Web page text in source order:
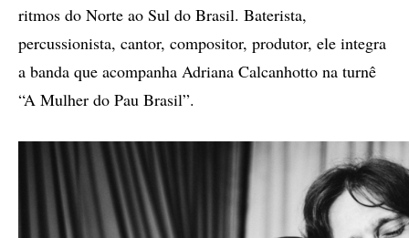
ritmos do Norte ao Sul do Brasil. Baterista,
percussionista, cantor, compositor, produtor, ele integra
a banda que acompanha Adriana Calcanhotto na turnê
“A Mulher do Pau Brasil”.